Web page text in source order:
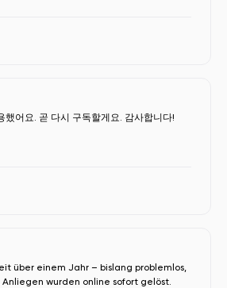
했어요. 곧 다시 구독할게요. 감사합니다!
über einem Jahr – bislang problemlos,
wurden online sofort gelöst.